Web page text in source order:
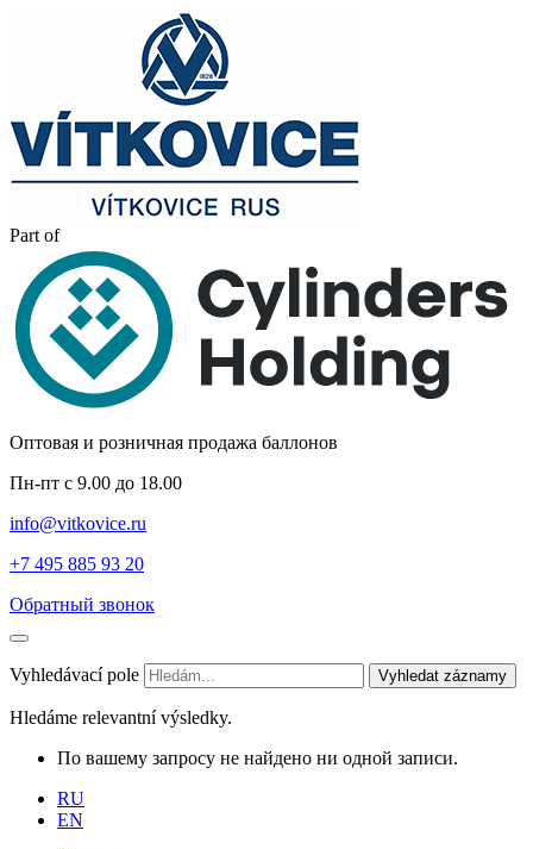
Part of
Оптовая и розничная продажа баллонов
Пн-пт с 9.00 до 18.00
info@vitkovice.ru
+7 495 885 93 20
Обратный звонок
Vyhledávací pole Vyhledat záznamy
Hledáme relevantní výsledky.
По вашему запросу не найдено ни одной записи.
RU
EN